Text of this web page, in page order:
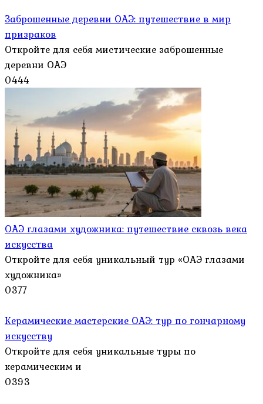
Заброшенные деревни ОАЭ: путешествие в мир
призраков
Откройте для себя мистические заброшенные
деревни ОАЭ
0444
ОАЭ глазами художника: путешествие сквозь века
искусства
Откройте для себя уникальный тур «ОАЭ глазами
художника»
0377
Керамические мастерские ОАЭ: тур по гончарному
искусству
Откройте для себя уникальные туры по
керамическим и
0393